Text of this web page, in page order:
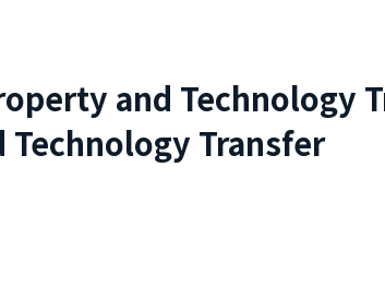
and Technology
Transfer